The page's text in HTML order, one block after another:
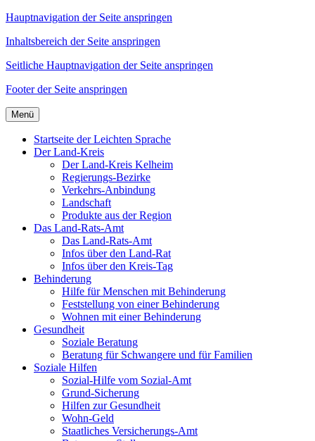
Hauptnavigation der Seite anspringen
Inhaltsbereich der Seite anspringen
Seitliche Hauptnavigation der Seite anspringen
Footer der Seite anspringen
Menü
Startseite der Leichten Sprache
Der Land-Kreis
Der Land-Kreis Kelheim
Regierungs-Bezirke
Verkehrs-Anbindung
Landschaft
Produkte aus der Region
Das Land-Rats-Amt
Das Land-Rats-Amt
Infos über den Land-Rat
Infos über den Kreis-Tag
Behinderung
Hilfe für Menschen mit Behinderung
Feststellung von einer Behinderung
Wohnen mit einer Behinderung
Gesundheit
Soziale Beratung
Beratung für Schwangere und für Familien
Soziale Hilfen
Sozial-Hilfe vom Sozial-Amt
Grund-Sicherung
Hilfen zur Gesundheit
Wohn-Geld
Staatliches Versicherungs-Amt